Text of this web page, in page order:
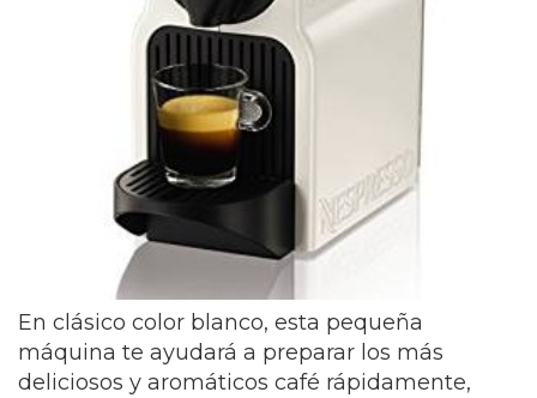
En clásico color blanco, esta pequeña
máquina te ayudará a preparar los más
deliciosos y aromáticos café rápidamente,